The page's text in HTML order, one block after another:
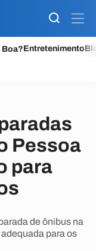
Boa?Entretenimento
Pessoa
para
de ônibus na
para os